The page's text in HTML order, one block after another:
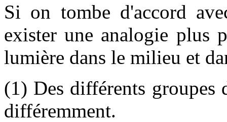
Si on tombe d'accord
exister une analogie plus
lumière dans le milieu et
(1) Des différents groupes
différemment.